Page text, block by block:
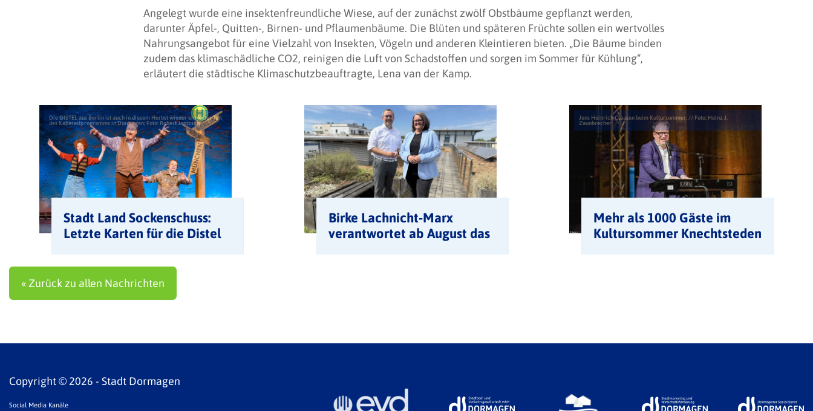
Angelegt wurde eine insektenfreundliche Wiese, auf der zunächst zwölf Obstbäume gepflanzt werden,
darunter Äpfel-, Quitten-, Birnen- und Pflaumenbäume. Die Blüten und späteren Früchte sollen ein wertvolles
Nahrungsangebot für eine Vielzahl von Insekten, Vögeln und anderen Kleintieren bieten. „Die Bäume binden
zudem das klimaschädliche CO2, reinigen die Luft von Schadstoffen und sorgen im Sommer für Kühlung“,
erläutert die städtische Klimaschutzbeauftragte, Lena van der Kamp.
Die DISTEL aus Berlin ist auch in diesem Herbst wieder ein fester Teil
des Kabarettprogramms in Dormagen; Foto: Robert Jentzsch
Stadt Land Sockenschuss:
Letzte Karten für die Distel
Birke Lachnicht-Marx
verantwortet ab August das
Jens Heinrich Claasen beim Kultursommer. // Foto: Heinz J.
Zaunbrecher
Mehr als 1000 Gäste im
Kultursommer Knechtsteden
« Zurück zu allen Nachrichten
Copyright © 2026 - Stadt Dormagen
Social Media Kanäle